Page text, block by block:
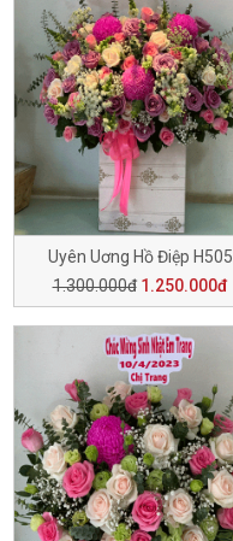
Uyên Uơng Hồ Điệp H505
1.300.000đ 1.250.000đ